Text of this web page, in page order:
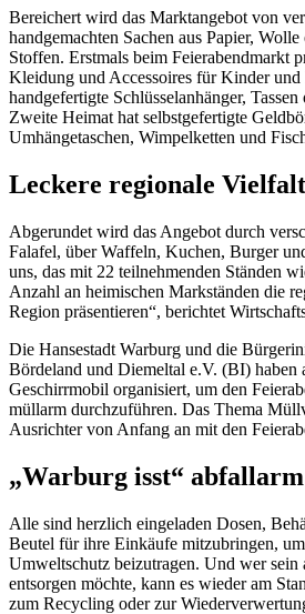
Bereichert wird das Marktangebot von
handgemachten Sachen aus Papier,
Stoffen. Erstmals beim Feierabendmarkt
Kleidung und Accessoires für Kinder und
handgefertigte Schlüsselanhänger,
Zweite Heimat hat selbstgefertigte
Umhängetaschen, Wimpelketten und
Leckere regionale
Abgerundet wird das Angebot durch
Falafel, über Waffeln, Kuchen, Burger
uns, das mit 22 teilnehmenden Ständen
Anzahl an heimischen Markständen die
Region präsentieren“, berichtet
Die Hansestadt Warburg und die
Bördeland und Diemeltal e.V. (BI) haben
Geschirrmobil organisiert, um den
müllarm durchzuführen. Das Thema
Ausrichter von Anfang an mit den
„Warburg isst“ abfallarm
Alle sind herzlich eingeladen Dosen,
Beutel für ihre Einkäufe mitzubringen,
Umweltschutz beizutragen. Und wer sein
entsorgen möchte, kann es wieder am
zum Recycling oder zur